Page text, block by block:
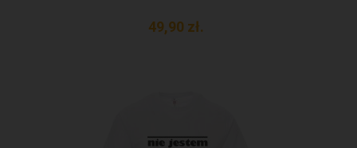
49,90 zł.